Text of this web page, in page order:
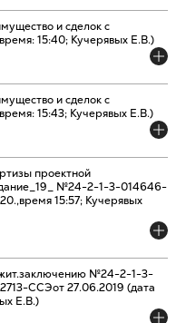
и сделок с
15:40; Кучерявых Е.В.)
и сделок с
15:43; Кучерявых Е.В.)
проектной
№24-2-1-3-014646-
15:57; Кучерявых
№24-2-1-3-
ССЭот 27.06.2019 (дата
Е.В.)